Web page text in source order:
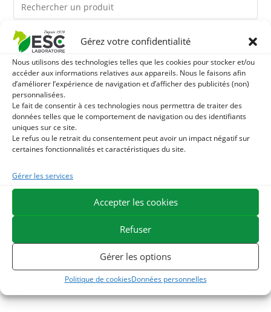
Gérez votre confidentialité
Nous utilisons des technologies telles que les cookies pour stocker et/ou
accéder aux informations relatives aux appareils. Nous le faisons afin
d’améliorer l’expérience de navigation et d’afficher des publicités (non)
personnalisées.
Le fait de consentir à ces technologies nous permettra de traiter des
données telles que le comportement de navigation ou des identifiants
uniques sur ce site.
Le refus ou le retrait du consentement peut avoir un impact négatif sur
certaines fonctionnalités et caractéristiques du site.
Gérer les services
Accepter les cookies
Refuser
Gérer les options
Politique de cookiesDonnées personnelles
Ils pourraient vous plaire
1 TOURTEAU DE SOJA SANS OGM - APPORT EN
PROTÉINES ET SOUTIEN ÉNERGÉTIQUE POUR CHEVAUX
2 HUILE DE CADE - ASSAINIT ET PROTÈGE LES SABOTS
DE L’HUMIDITÉ
3 BRONCHOMIX - RESPIRATION CHEVAL - MÉLANGE DE
EXPÉDITION EN 48/72H
LIVRAISON OFFERTE EN FRANCE DÈS 75 €
COMMANDER EN LIGNE